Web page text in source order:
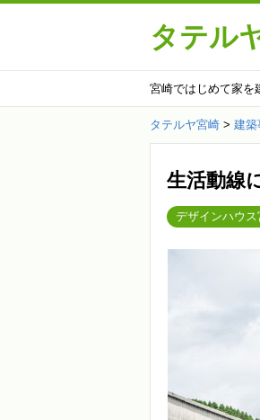
タテル
宮崎ではじめて家を
タテルヤ宮崎 > 建築
生活動線
デザインハウス